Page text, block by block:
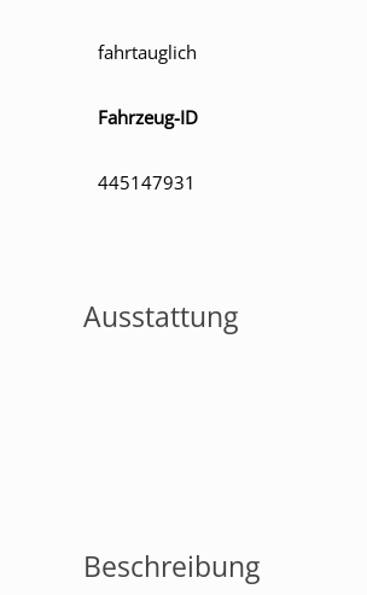
fahrtauglich
Fahrzeug-ID
445147931
Ausstattung
Beschreibung